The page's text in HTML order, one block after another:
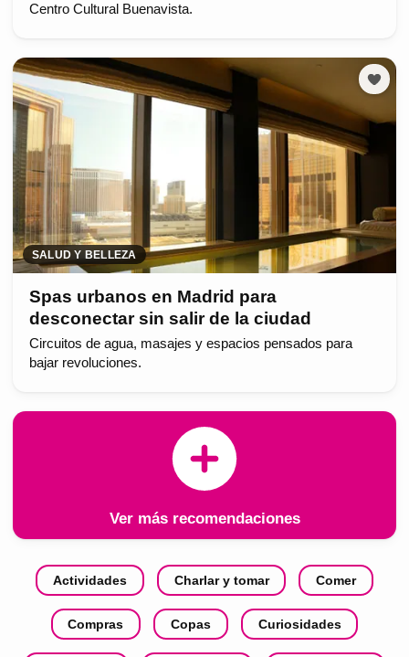
Centro Cultural Buenavista.
SALUD Y BELLEZA
Spas urbanos en Madrid para
desconectar sin salir de la ciudad
Circuitos de agua, masajes y espacios pensados para
bajar revoluciones.
Ver más recomendaciones
Actividades Charlar y tomar Comer
Compras Copas Curiosidades